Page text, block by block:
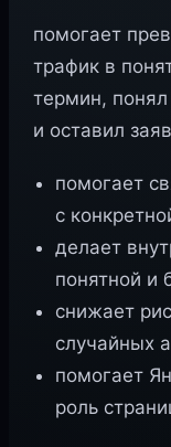
помогает
трафик в
термин,
и оставил
помогает
с
делает
понятной и
снижает
случайных
помогает
роль